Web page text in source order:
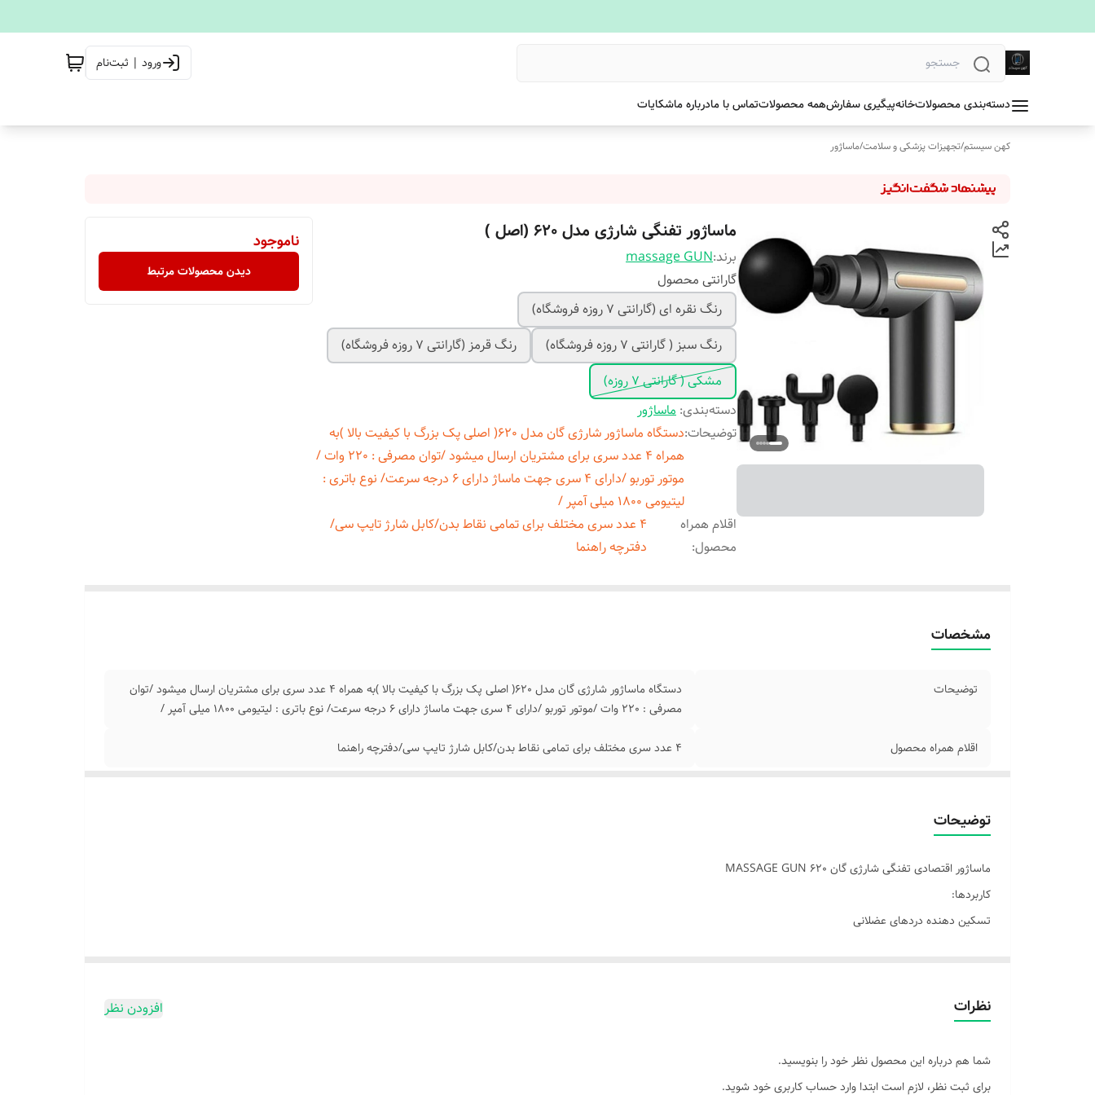
ورود | ثبت‌نام
دسته‌بندی محصولاتخانهپیگیری سفارشهمه محصولاتتماس با مادرباره ماشکایات
کهن سیستم/تجهیزات پزشکی و سلامت/ماساژور
ماساژور تفنگی شارژی مدل 620 (اصل )
برند:massage GUN
گارانتی محصول
رنگ نقره ای (گارانتی 7 روزه فروشگاه)
رنگ سبز ( گارانتی 7 روزه فروشگاه)
رنگ قرمز (گارانتی 7 روزه فروشگاه)
مشکی ( گارانتی 7 روزه)
دسته‌بندی: ماساژور
توضیحات:
دستگاه ماساژور شارژی گان مدل 620( اصلی پک بزرگ با کیفیت بالا )به
همراه 4 عدد سری برای مشتریان ارسال میشود /توان مصرفی : 220 وات /
موتور توربو /دارای 4 سری جهت ماساژ دارای 6 درجه سرعت/ نوع باتری :
لیتیومی 1800 میلی آمپر /
اقلام همراه
محصول:
4 عدد سری مختلف برای تمامی نقاط بدن/کابل شارژ تایپ سی/
دفترچه راهنما
ناموجود
دیدن محصولات مرتبط
مشخصات
توضیحات
دستگاه ماساژور شارژی گان مدل 620( اصلی پک بزرگ با کیفیت بالا )به همراه 4 عدد سری برای مشتریان ارسال میشود /توان
مصرفی : 220 وات /موتور توربو /دارای 4 سری جهت ماساژ دارای 6 درجه سرعت/ نوع باتری : لیتیومی 1800 میلی آمپر /
اقلام همراه محصول 4 عدد سری مختلف برای تمامی نقاط بدن/کابل شارژ تایپ سی/دفترچه راهنما
توضیحات
ماساژور اقتصادی تفنگی شارژی گان MASSAGE GUN 620
کاربردها:
تسکین دهنده دردهای عضلانی
دارای 6 دور مختلف رلیف کننده
بدون صدا و حرفه ای
نظرات افزودن نظر
شما هم درباره این محصول نظر خود را بنویسید.
برای ثبت نظر، لازم است ابتدا وارد حساب کاربری خود شوید.